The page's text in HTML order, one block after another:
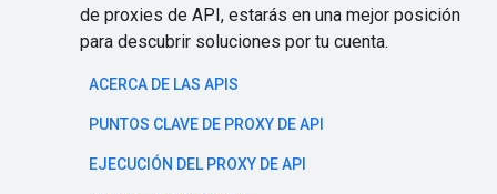
de proxies de API, estarás en una mejor posición
para descubrir soluciones por tu cuenta.
ACERCA DE LAS APIS
PUNTOS CLAVE DE PROXY DE API
EJECUCIÓN DEL PROXY DE API